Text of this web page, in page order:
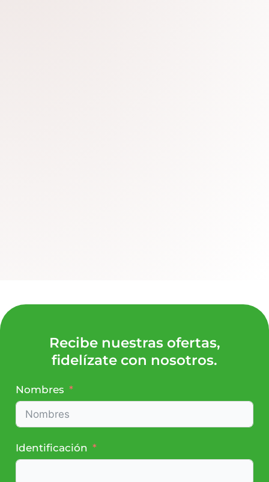
Recibe nuestras ofertas,
fidelízate con nosotros.
Nombres
Identificación